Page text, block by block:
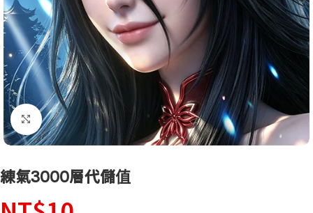
點擊放大
練氣3000層代儲值